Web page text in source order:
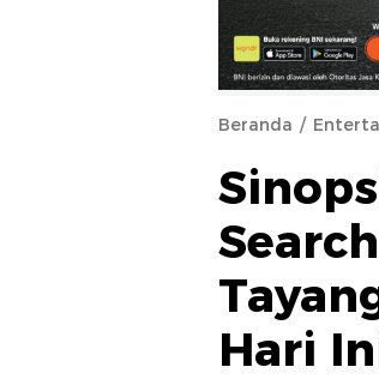
Beranda
Hari